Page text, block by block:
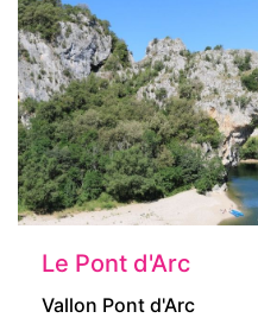
Le Pont d'Arc
Vallon Pont d'Arc